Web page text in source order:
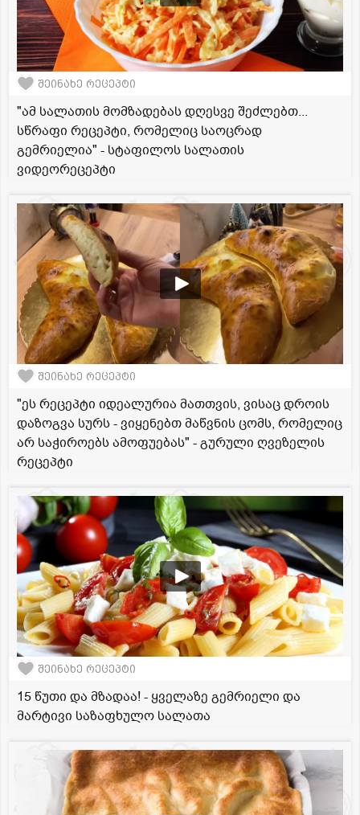
შეინახე რეცეპტი
"ამ სალათის მომზადებას დღესვე შეძლებთ...
სწრაფი რეცეპტი, რომელიც საოცრად
გემრიელია" - სტაფილოს სალათის
ვიდეორეცეპტი
შეინახე რეცეპტი
"ეს რეცეპტი იდეალურია მათთვის, ვისაც დროის
დაზოგვა სურს - ვიყენებთ მაწვნის ცომს, რომელიც
არ საჭიროებს ამოფუებას" - გურული ღვეზელის
რეცეპტი
შეინახე რეცეპტი
15 წუთი და მზადაა! - ყველაზე გემრიელი და
მარტივი საზაფხულო სალათა